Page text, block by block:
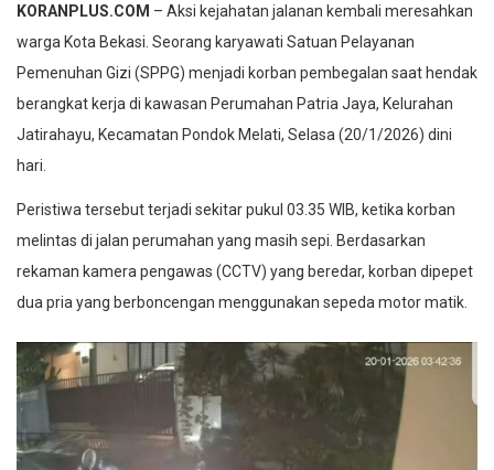
KORANPLUS.COM – Aksi kejahatan jalanan kembali meresahkan
warga Kota Bekasi. Seorang karyawati Satuan Pelayanan
Pemenuhan Gizi (SPPG) menjadi korban pembegalan saat hendak
berangkat kerja di kawasan Perumahan Patria Jaya, Kelurahan
Jatirahayu, Kecamatan Pondok Melati, Selasa (20/1/2026) dini
hari.
Peristiwa tersebut terjadi sekitar pukul 03.35 WIB, ketika korban
melintas di jalan perumahan yang masih sepi. Berdasarkan
rekaman kamera pengawas (CCTV) yang beredar, korban dipepet
dua pria yang berboncengan menggunakan sepeda motor matik.